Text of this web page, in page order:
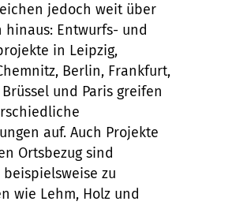
jedoch weit über
hinaus: Entwurfs- und
in Leipzig,
Berlin, Frankfurt,
und Paris greifen
auf. Auch Projekte
Ortsbezug sind
zu
wie Lehm, Holz und